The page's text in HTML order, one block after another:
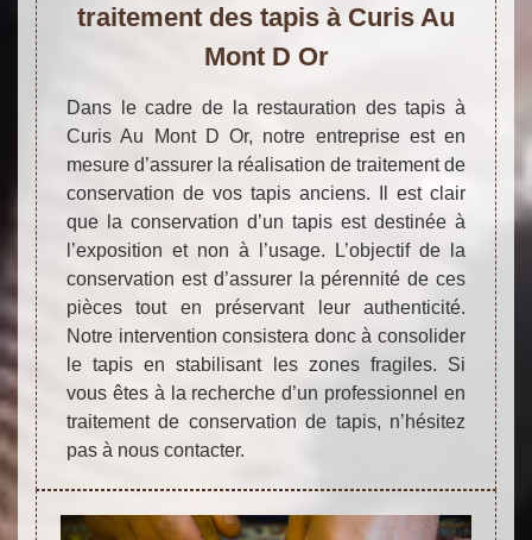
traitement des tapis à Curis Au
Mont D Or
Dans le cadre de la restauration des tapis à
Curis Au Mont D Or, notre entreprise est en
mesure d’assurer la réalisation de traitement de
conservation de vos tapis anciens. Il est clair
que la conservation d’un tapis est destinée à
l’exposition et non à l’usage. L’objectif de la
conservation est d’assurer la pérennité de ces
pièces tout en préservant leur authenticité.
Notre intervention consistera donc à consolider
le tapis en stabilisant les zones fragiles. Si
vous êtes à la recherche d’un professionnel en
traitement de conservation de tapis, n’hésitez
pas à nous contacter.